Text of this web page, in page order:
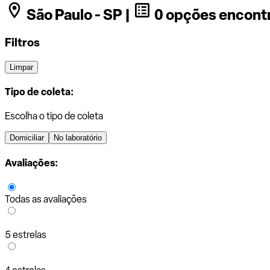
São Paulo - SP |
0 opções
Filtros
Limpar
Tipo de coleta:
Escolha o tipo de coleta
Domiciliar No laboratório
Avaliações:
Todas as avaliações
5 estrelas